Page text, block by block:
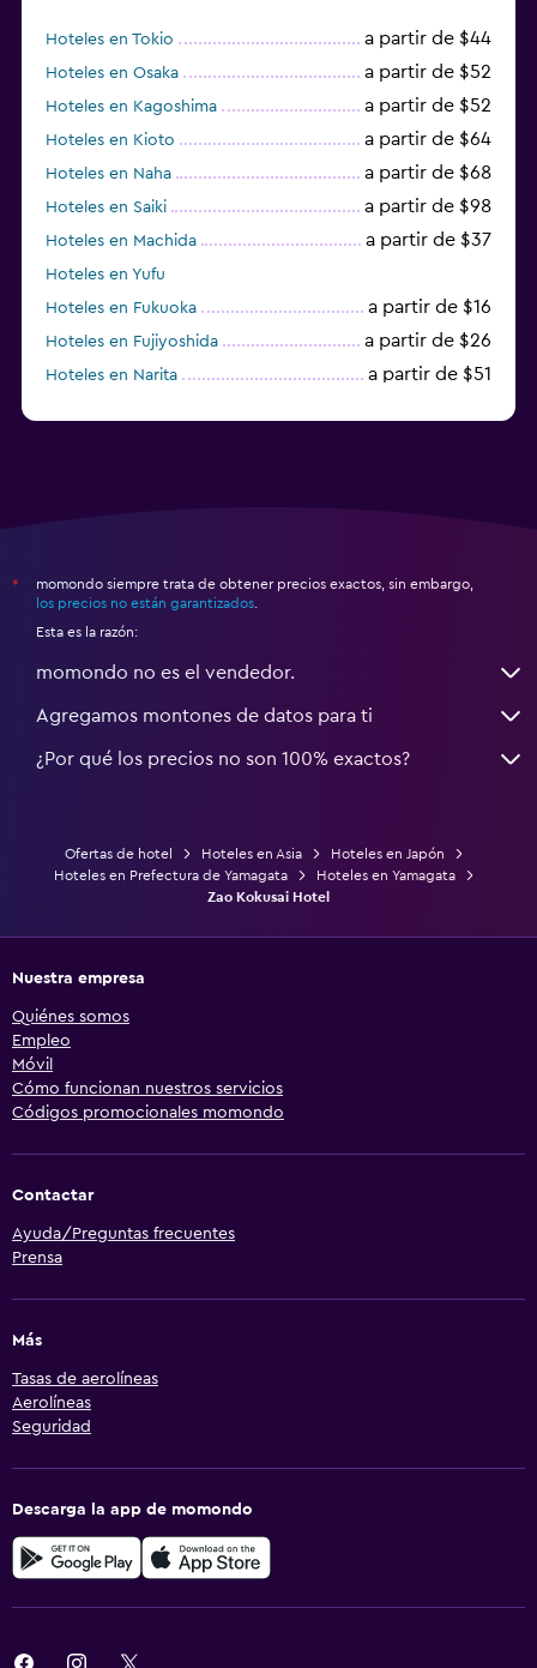
Hoteles en Tokio a partir de $44
Hoteles en Osaka a partir de $52
Hoteles en Kagoshima a partir de $52
Hoteles en Kioto a partir de $64
Hoteles en Naha a partir de $68
Hoteles en Saiki a partir de $98
Hoteles en Machida a partir de $37
Hoteles en Yufu
Hoteles en Fukuoka
a partir de $16
Hoteles en Fujiyoshida a partir de $26
Hoteles en Narita a partir de $51
*
momondo siempre trata de obtener precios exactos, sin embargo,
los precios no están garantizados
Esta es la razón:
momondo no es el vendedor.
Agregamos montones de datos para ti
¿Por qué los precios no son 100% exactos?
Ofertas de hotel Hoteles en Asia
Hoteles en Japón
Hoteles en Prefectura de Yamagata
Hoteles en Yamagata
Zao Kokusai Hotel
Nuestra empresa
Quiénes somos
Empleo
Móvil
Cómo funcionan nuestros servicios
Códigos promocionales momondo
Contactar
Ayuda/Preguntas frecuentes
Prensa
Más
Tasas de aerolíneas
Aerolíneas
Seguridad
Descarga la app de momondo